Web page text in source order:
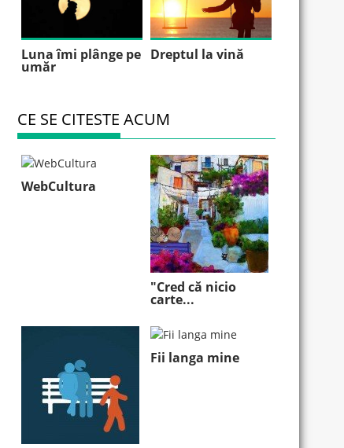
Luna îmi plânge pe
umăr
Dreptul la vină
CE SE CITESTE ACUM
WebCultura
"Cred că nicio
carte...
Fii langa mine